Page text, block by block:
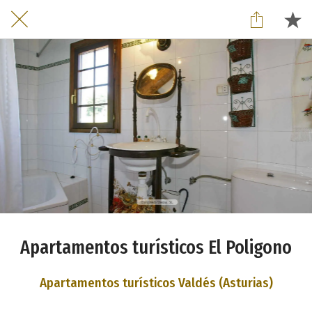
Apartamentos turísticos El Poligono
Apartamentos turísticos Valdés (Asturias)